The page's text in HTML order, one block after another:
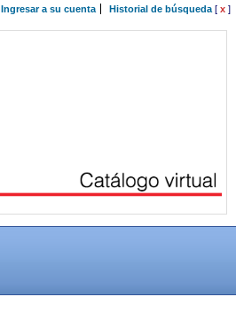
Ingresar a su cuenta Historial de búsqueda[ x ]